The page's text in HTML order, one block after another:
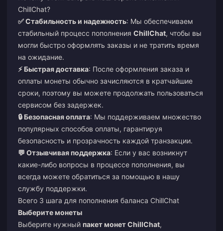
ChillChat?
✅ Стабильность и надежность: Мы обеспечиваем
стабильный процесс пополнения ChillChat, чтобы вы
могли быстро оформлять заказы и не тратить время
на ожидание.
⚡ Быстрая доставка: После оформления заказа и
оплаты монеты обычно зачисляются в кратчайшие
сроки, поэтому вы можете продолжать пользоваться
сервисом без задержек.
🔒 Безопасная оплата: Мы поддерживаем множество
популярных способов оплаты, гарантируя
безопасность и прозрачность каждой транзакции.
💬 Отзывчивая поддержка: Если у вас возникнут
какие-либо вопросы в процессе пополнения, вы
всегда можете обратиться за помощью в нашу
службу поддержки.
Всего 3 шага для пополнения баланса ChillChat
Выберите монеты
Выберите нужный пакет монет ChillChat,